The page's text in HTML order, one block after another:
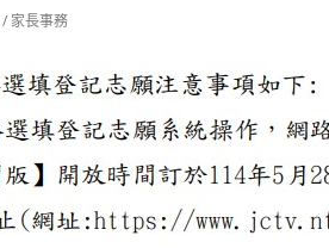
/ 家長事務